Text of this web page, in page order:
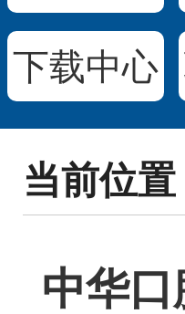
下载中心
当前位
中华